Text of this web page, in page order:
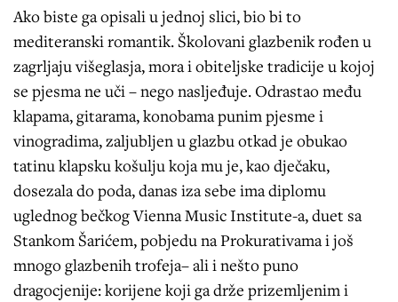
Ako biste ga opisali u jednoj slici, bio bi to
mediteranski romantik. Školovani glazbenik rođen u
zagrljaju višeglasja, mora i obiteljske tradicije u kojoj
se pjesma ne uči – nego nasljeđuje. Odrastao među
klapama, gitarama, konobama punim pjesme i
vinogradima, zaljubljen u glazbu otkad je obukao
tatinu klapsku košulju koja mu je, kao dječaku,
dosezala do poda, danas iza sebe ima diplomu
uglednog bečkog Vienna Music Institute-a, duet sa
Stankom Šarićem, pobjedu na Prokurativama i još
mnogo glazbenih trofeja– ali i nešto puno
dragocjenije: korijene koji ga drže prizemljenim i